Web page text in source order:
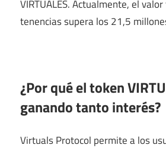
VIRTUALES. Actualmente, el
tenencias supera los 21,5
¿Por qué el token
ganando tanto interés?
Virtuals Protocol permite a los